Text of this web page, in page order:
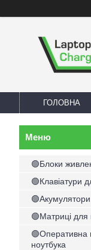
ГОЛОВНА
🟢Блоки
🟢Клавіатури
🟢Акумулятори
🟢Матриці для
🟢Оперативна
ноутбука